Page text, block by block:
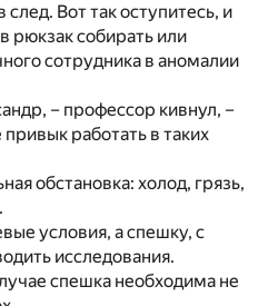
Вот так оступитесь, и
рюкзак собирать или
сотрудника в аномалии
– профессор кивнул, –
работать в таких
обстановка: холод, грязь,
условия, а спешку, с
исследования.
спешка необходима не